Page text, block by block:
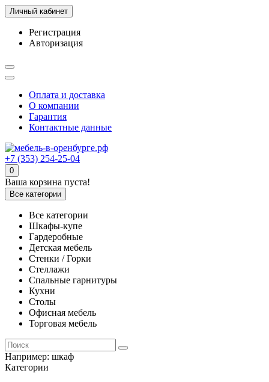
Личный кабинет
Регистрация
Авторизация
Оплата и доставка
О компании
Гарантия
Контактные данные
+7 (353) 254-25-04
0
Ваша корзина пуста!
Все категории
Все категории
Шкафы-купе
Гардеробные
Детская мебель
Стенки / Горки
Стеллажи
Спальные гарнитуры
Кухни
Столы
Офисная мебель
Торговая мебель
Например: шкаф
Категории